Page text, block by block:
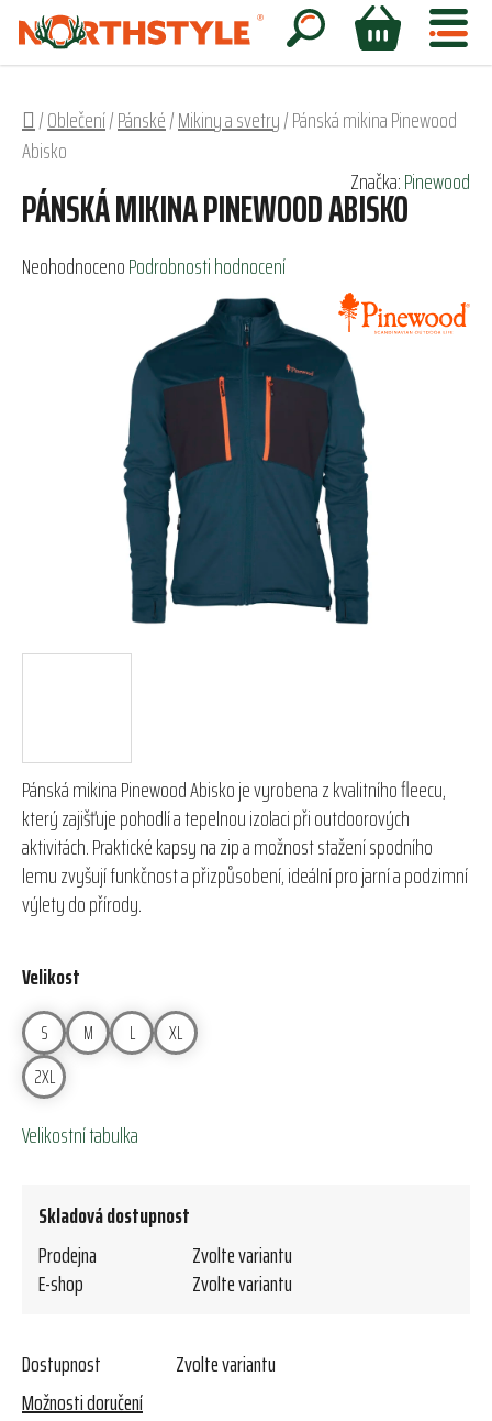
Přejít
obsah
Hledat
NÁKUPNÍ
Domů
/Oblečení/Pánské/Mikiny a svetry/Pánská mikina Pinewood
Abisko
Pánská mikina Pinewood Abisko je vyrobena z kvalitního fleecu,
který zajišťuje pohodlí a tepelnou izolaci při outdoorových
aktivitách. Praktické kapsy na zip a možnost stažení spodního
lemu zvyšují funkčnost a přizpůsobení, ideální pro jarní a podzimní
výlety do přírody.
Velikost
S M L
XL
2XL
Velikostní tabulka
Skladová dostupnost
Prodejna
Zvolte variantu
E-shop
Zvolte variantu
Dostupnost
Zvolte variantu
Možnosti doručení
PÁNSKÁ MIKINA PINEWOOD ABISKO
Průměrné
NeohodnocenoPodrobnosti hodnocení
Značka:Pinewood